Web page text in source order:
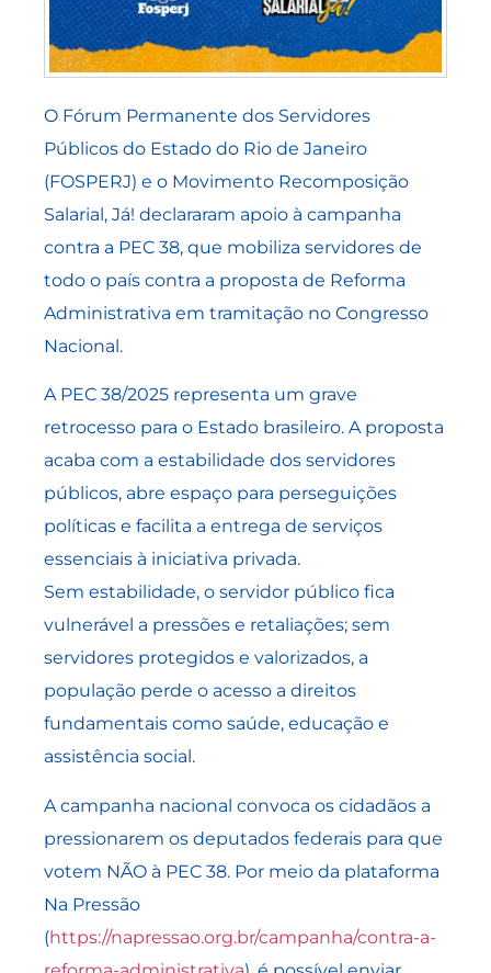
O Fórum Permanente dos Servidores
Públicos do Estado do Rio de Janeiro
(FOSPERJ) e o Movimento Recomposição
Salarial, Já! declararam apoio à campanha
contra a PEC 38, que mobiliza servidores de
todo o país contra a proposta de Reforma
Administrativa em tramitação no Congresso
Nacional.
A PEC 38/2025 representa um grave
retrocesso para o Estado brasileiro. A proposta
acaba com a estabilidade dos servidores
públicos, abre espaço para perseguições
políticas e facilita a entrega de serviços
essenciais à iniciativa privada.
Sem estabilidade, o servidor público fica
vulnerável a pressões e retaliações; sem
servidores protegidos e valorizados, a
população perde o acesso a direitos
fundamentais como saúde, educação e
assistência social.
A campanha nacional convoca os cidadãos a
pressionarem os deputados federais para que
votem NÃO à PEC 38. Por meio da plataforma
Na Pressão
(https://napressao.org.br/campanha/contra-a-